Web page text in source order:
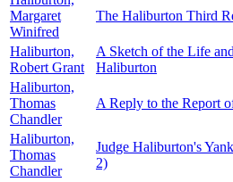
Margaret
Winifred
The Haliburton Third
Haliburton,
Robert Grant
A Sketch of the Life
Haliburton
Haliburton,
Thomas
Chandler
A Reply to the Report
Haliburton,
Thomas
Chandler
Judge Haliburton's
2)